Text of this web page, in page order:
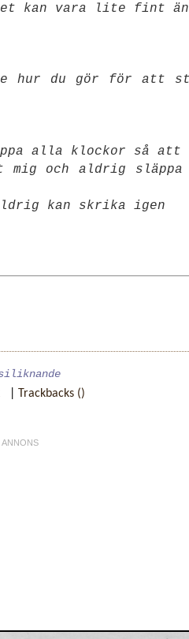
kan vara lite fint
hur du gör för att
alla klockor så
och aldrig släppa
kan skrika igen
Trackbacks ()